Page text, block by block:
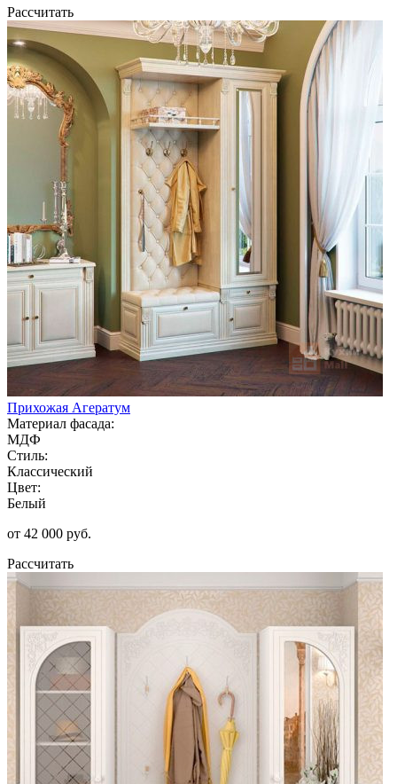
Рассчитать
Прихожая Агератум
Материал фасада:
МДФ
Стиль:
Классический
Цвет:
Белый
от 42 000 руб.
Рассчитать